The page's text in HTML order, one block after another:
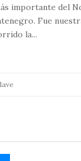
importante del
Fue
la...